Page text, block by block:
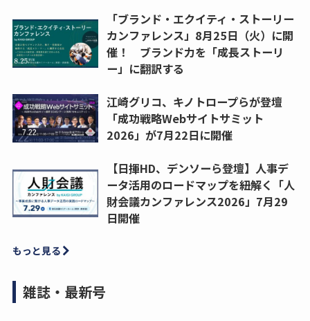
「ブランド・エクイティ・ストーリー
カンファレンス」8月25日（火）に開
催！ ブランド力を「成長ストーリ
ー」に翻訳する
江崎グリコ、キノトロープらが登壇
「成功戦略Webサイトサミット
2026」が7月22日に開催
【日揮HD、デンソーら登壇】人事デ
ータ活用のロードマップを紐解く「人
財会議カンファレンス2026」7月29
日開催
もっと見る
雑誌・最新号